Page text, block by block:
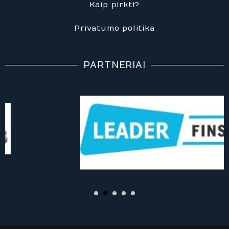
o
o
m
Kaip pirkti?
Privatumo politika
PARTNERIAI